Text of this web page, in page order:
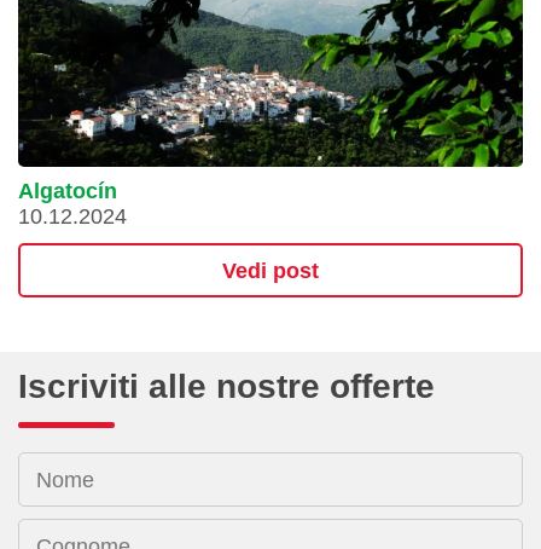
Algatocín
10.12.2024
Vedi post
Iscriviti alle nostre offerte
Nome